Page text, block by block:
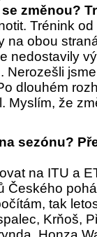
změnou?
Trénink
na obou
nedostavily
Nerozešli
dlouhém
Myslím, že
sezónu?
na ITU a
Českého
tak
Krňoš,